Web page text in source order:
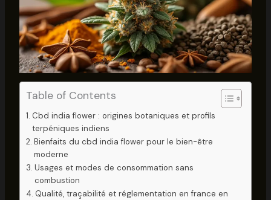
Table of Contents
Cbd india flower : origines botaniques et profils
terpéniques indiens
Bienfaits du cbd india flower pour le bien-être
moderne
Usages et modes de consommation sans
combustion
Qualité, traçabilité et réglementation en france en